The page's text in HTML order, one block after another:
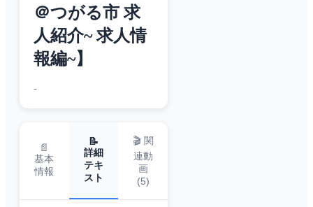
＠つがる市 求
人紹介~ 求人情
報編~】
-
📄
基本
情報
📝
詳細
テキ
スト
🎬 関
連動
画
(5)